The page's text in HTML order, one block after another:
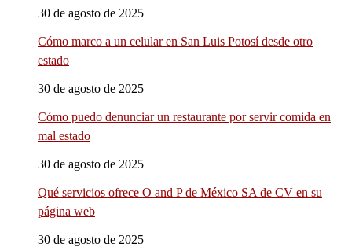
30 de agosto de 2025
Cómo marco a un celular en San Luis Potosí desde otro
estado
30 de agosto de 2025
Cómo puedo denunciar un restaurante por servir comida en
mal estado
30 de agosto de 2025
Qué servicios ofrece O and P de México SA de CV en su
página web
30 de agosto de 2025